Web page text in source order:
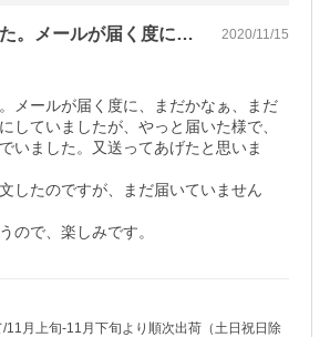
孫達に送りました。メールが届く度に、ま… 2020/11/15
メールが届く度に、まだかなぁ、まだ
していましたが、やっと届いた様で、
いました。又送ってあげたと思いま
したのですが、まだ届いていません
ので、楽しみです。
11月上旬-11月下旬より順次出荷（土日祝日除